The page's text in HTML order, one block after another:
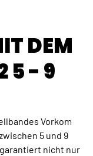
DEM
5 - 9
Vorkom
5 und 9
nicht nur